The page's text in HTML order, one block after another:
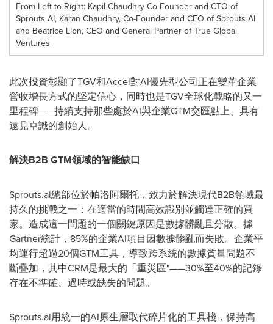
From Left to Right: Kapil Chaudhry Co-Founder and CTO of
Sprouts AI, Karan Chaudhry, Co-Founder and CEO of Sprouts AI
and Beatrice Lion, CEO and General Partner of True Global
Ventures
此次投資彰顯了TGV和Accel對AI優先型公司正在變革企業
營收增長方式的堅定信心，同時也是TGV全球化戰略的又一
里程碑——持續支持那些處於AI與企業GTM交匯點上、具有
遠見卓識的創始人。
解決B2B GTM領域的智能缺口
Sprouts.ai總部位於帕洛阿爾托，致力於解決現代B2B領域最
持久的挑戰之一：在適當的時間高效識別並觸達正確的買
家。造成這一問題的一個關鍵原因是數據髒亂且分散。據
Gartner統計，85%的企業AI項目因數據髒亂而失敗。企業平
均運行超過20個GTM工具，導致跨系統的數據質量問題不
斷疊加，其中CRM是最大的 「重災區"——30%至40%的記錄
存在不準確、過時或缺失的問題。
Sprouts.ai用統一的AI原生層取代碎片化的工具棧，保持高